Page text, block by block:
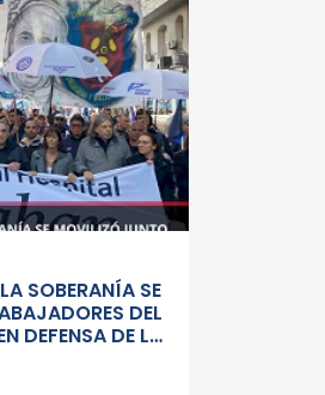
SOBERANÍA SE
DEL
DEFENSA DE LA